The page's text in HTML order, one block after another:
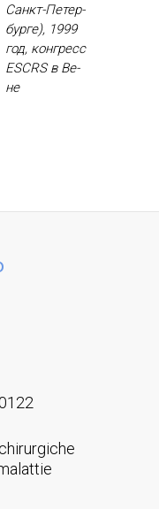
Санкт-Пе­тер­
бурге), 1999
год, кон­гресс
ESCRS в Ве­
не